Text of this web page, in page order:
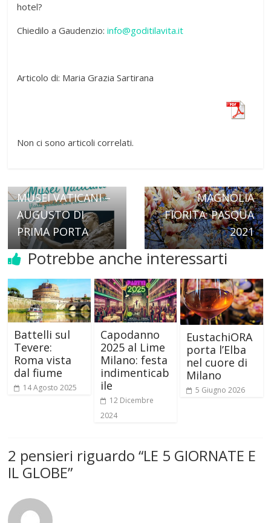
hotel?
Chiedilo a Gaudenzio:info@goditilavita.it
Articolo di: Maria Grazia Sartirana
Non ci sono articoli correlati.
MUSEI VATICANI –
AUGUSTO DI
PRIMA PORTA
MAGNOLIA
FIORITA: PASQUA
2021
Potrebbe anche interessarti
Battelli sul
Tevere:
Roma vista
dal fiume
14 Agosto 2025
Capodanno
2025 al Lime
Milano: festa
indimenticab
ile
12 Dicembre
2024
EustachiORA
porta l’Elba
nel cuore di
Milano
5 Giugno 2026
2 pensieri riguardo “LE 5 GIORNATE E
IL GLOBE”